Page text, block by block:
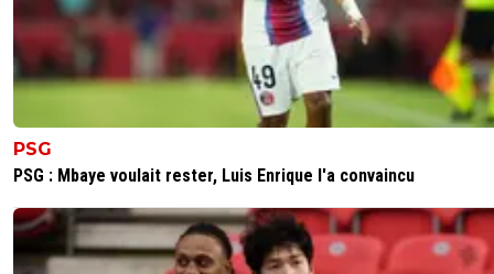
contre eux ???
Ils sont rasciste, sexistes, menaçant...
Et vous laissez faire cela sur votre site?
Vous êtes vraiment des gens bizarres les gérants de
Ça va se retourner contre vous.
Ya dès enfants qui ont accès à votre site et vous ne
J'en fais une affaire personnel
J'espère que des personnes adultes vont me soutenir
0+ Répondre
PSG
PSG : Mbaye voulait rester, Luis Enrique l'a convaincu